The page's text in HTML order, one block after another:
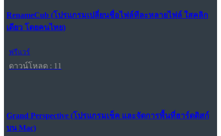
RenameCub (โปรแกรมเปลี่ยนชื่อไฟล์ทีละหลายไฟล์ ใสคลิก
เดียว โดยคนไทย)
ฟรีแวร์
ดาวน์โหลด : 11
Grand Perspective (โปรแกรมเช็ค และจัดการพื้นที่ฮาร์ดดิสก์
บน Mac)